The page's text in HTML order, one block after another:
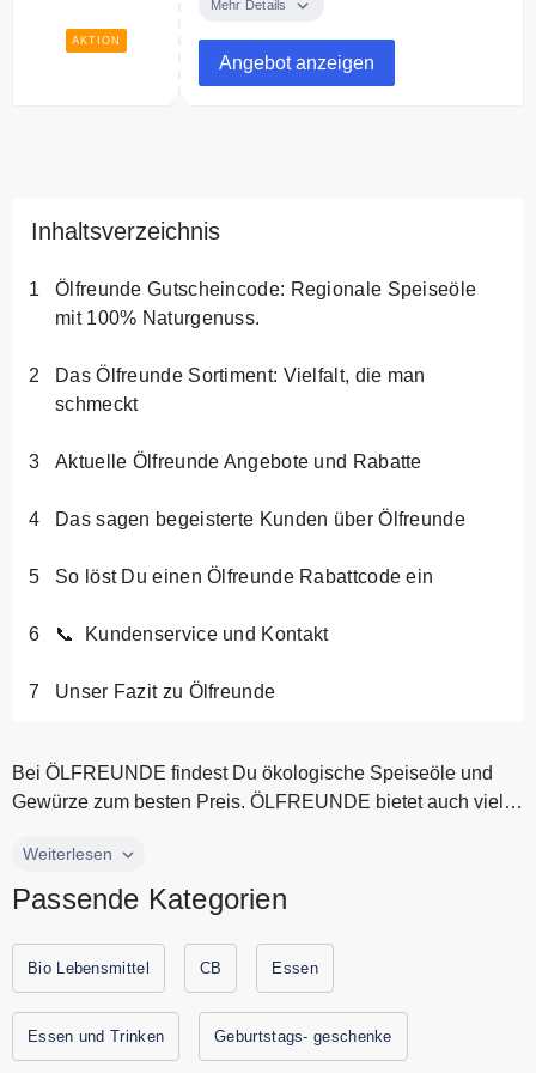
AKTION
Mehr Details
Angebot anzeigen
Inhaltsverzeichnis
Ölfreunde Gutscheincode: Regionale Speiseöle
mit 100% Naturgenuss.
Das Ölfreunde Sortiment: Vielfalt, die man
schmeckt
Aktuelle Ölfreunde Angebote und Rabatte
Das sagen begeisterte Kunden über Ölfreunde
So löst Du einen Ölfreunde Rabattcode ein
📞 Kundenservice und Kontakt
Unser Fazit zu Ölfreunde
Bei ÖLFREUNDE findest Du ökologische Speiseöle und
Gewürze zum besten Preis. ÖLFREUNDE bietet auch viele
Bei ÖLFREUNDE findest Du ökologische Speiseöle und
andere Naturprodukte wie Tierfutter oder Proteinpulver. Bei
Anlass. Spare jetzt durch Gutscheine.codes mit den
aktuellen Gutscheinen und Rabattaktionen von
ÖLFREUNDE
Weiterlesen
Passende Kategorien
Bio Lebensmittel CB Essen
Essen und Trinken Geburtstags- geschenke